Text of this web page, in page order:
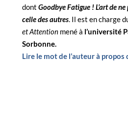
dont Goodbye Fatigue ! L’art de
celle des autres. Il est en charge
et Attention mené à l’université
Sorbonne.
Lire le mot de l’auteur à propos